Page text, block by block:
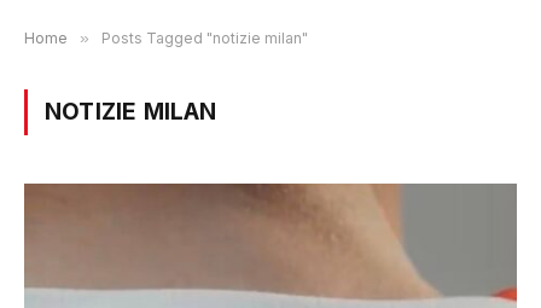
Home » Posts Tagged "notizie milan"
NOTIZIE MILAN